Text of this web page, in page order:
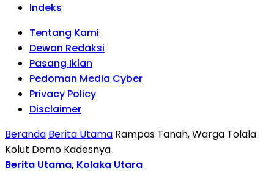
Indeks
Tentang Kami
Dewan Redaksi
Pasang Iklan
Pedoman Media Cyber
Privacy Policy
Disclaimer
Beranda Berita Utama Rampas Tanah, Warga Tolala
Kolut Demo Kadesnya
Berita Utama, Kolaka Utara